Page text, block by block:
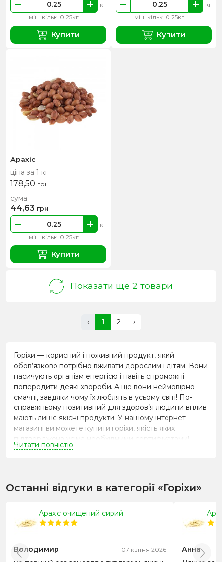
мін. кільк. 0.25кг
кг
Купити
мін. кільк. 0.25кг
кг
Купити
Арахіс
ціна за 1 кг
178,50 грн
мін. кільк. 0.25кг
кг
сума
44,63 грн
Купити
Показати ще 2 товари
‹ 1 2 ›
Горіхи — корисний і поживний продукт, який
обов’язково потрібно вживати дорослим і дітям. Вони
насичують організм енергією і навіть спроможні
попередити деякі хвороби. А ще вони неймовірно
смачні, завдяки чому їх люблять в усьому світі! По-
справжньому позитивний для здоров’я людини вплив
мають лише якісні продукти. У нашому інтернет-
магазині ви можете купити горіхи, якість яких
підтверджена усіма необхідними сертифікатами!
і аромат, не схожий ні на який інший продукт. Саме
тому, їх так часто обирають в якості перекусу, щоб
під час перегляду фільму. Нерідко горіхи фігурують й
в різноманітних рецептах. Українські та іноземні
приготування багатьох страв.
Читати повністю
Останні відгуки в категорії «Горіхи»
Арахіс очищений сирий
Володимир 07 квітня 2026
Анна